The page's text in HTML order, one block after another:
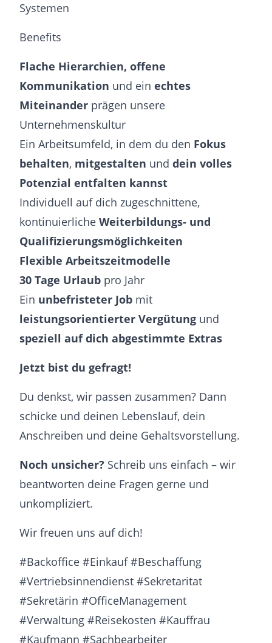
Systemen
Benefits
Flache Hierarchien, offene
Kommunikation und ein echtes
Miteinander prägen unsere
Unternehmenskultur
Ein Arbeitsumfeld, in dem du den Fokus
behalten, mitgestalten und dein volles
Potenzial entfalten kannst
Individuell auf dich zugeschnittene,
kontinuierliche Weiterbildungs- und
Qualifizierungsmöglichkeiten
Flexible Arbeitszeitmodelle
30 Tage Urlaub pro Jahr
Ein unbefristeter Job mit
leistungsorientierter Vergütung und
speziell auf dich abgestimmte Extras
Jetzt bist du gefragt!
Du denkst, wir passen zusammen? Dann
schicke und deinen Lebenslauf, dein
Anschreiben und deine Gehaltsvorstellung.
Noch unsicher? Schreib uns einfach – wir
beantworten deine Fragen gerne und
unkompliziert.
Wir freuen uns auf dich!
#Backoffice #Einkauf #Beschaffung
#Vertriebsinnendienst #Sekretaritat
#Sekretärin #OfficeManagement
#Verwaltung #Reisekosten #Kauffrau
#Kaufmann #Sachbearbeiter